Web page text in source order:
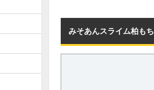
みそあんスライム柏もち